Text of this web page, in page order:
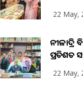
22 May,
ନୀଳାଦ୍ରି
ପ୍ରତିଶତ
22 May,